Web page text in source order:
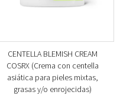
CENTELLA BLEMISH CREAM
COSRX (Crema con centella
asiática para pieles mixtas,
grasas y/o enrojecidas)